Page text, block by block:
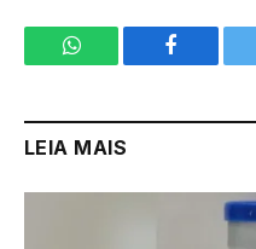
WhatsApp Facebook
LEIA MAIS